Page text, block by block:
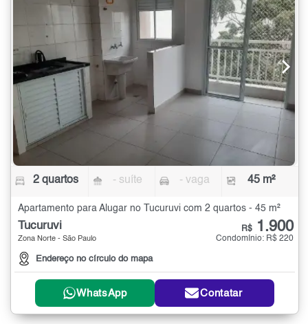
2 quartos - suíte - vaga 45 m²
Apartamento para Alugar no Tucuruvi com 2 quartos - 45 m²
Tucuruvi
Zona Norte - São Paulo
Endereço no círculo do mapa
R$ 1.900
Condomínio: R$ 220
WhatsApp Contatar